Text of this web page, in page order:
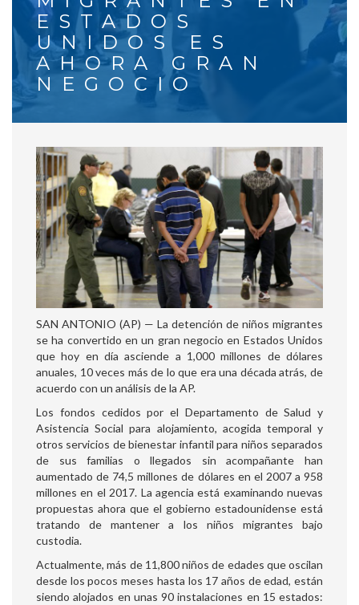
ESTADOS
UNIDOS ES
AHORA GRAN
NEGOCIO
SAN ANTONIO (AP) — La detención de niños migrantes
se ha convertido en un gran negocio en Estados Unidos
que hoy en día asciende a 1,000 millones de dólares
anuales, 10 veces más de lo que era una década atrás, de
acuerdo con un análisis de la AP.
Los fondos cedidos por el Departamento de Salud y
Asistencia Social para alojamiento, acogida temporal y
otros servicios de bienestar infantil para niños separados
de sus familias o llegados sin acompañante han
aumentado de 74,5 millones de dólares en el 2007 a 958
millones en el 2017. La agencia está examinando nuevas
propuestas ahora que el gobierno estadounidense está
tratando de mantener a los niños migrantes bajo
custodia.
Actualmente, más de 11,800 niños de edades que oscilan
desde los pocos meses hasta los 17 años de edad, están
siendo alojados en unas 90 instalaciones en 15 estados: